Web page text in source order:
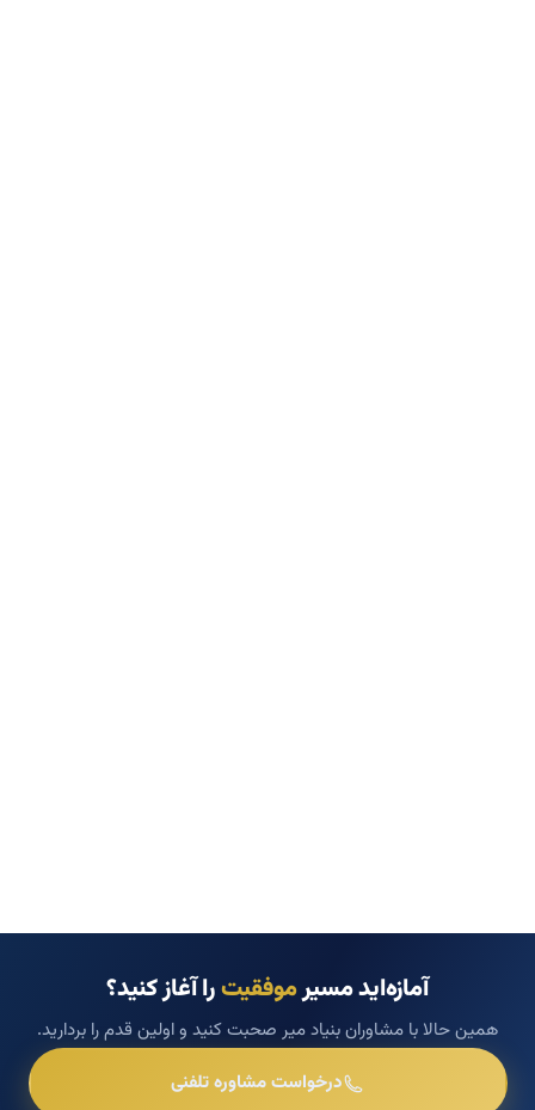
آمازه‌اید مسیرموفقیترا آغاز کنید؟
همین حالا با مشاوران بنیاد میر صحبت کنید و اولین قدم را بردارید.
درخواست مشاوره تلفنی